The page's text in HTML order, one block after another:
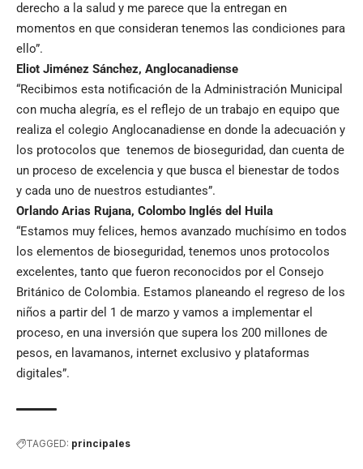
derecho a la salud y me parece que la entregan en
momentos en que consideran tenemos las condiciones para
ello”.
Eliot Jiménez Sánchez, Anglocanadiense
“Recibimos esta notificación de la Administración Municipal
con mucha alegría, es el reflejo de un trabajo en equipo que
realiza el colegio Anglocanadiense en donde la adecuación y
los protocolos que tenemos de bioseguridad, dan cuenta de
un proceso de excelencia y que busca el bienestar de todos
y cada uno de nuestros estudiantes”.
Orlando Arias Rujana, Colombo Inglés del Huila
“Estamos muy felices, hemos avanzado muchísimo en todos
los elementos de bioseguridad, tenemos unos protocolos
excelentes, tanto que fueron reconocidos por el Consejo
Británico de Colombia. Estamos planeando el regreso de los
niños a partir del 1 de marzo y vamos a implementar el
proceso, en una inversión que supera los 200 millones de
pesos, en lavamanos, internet exclusivo y plataformas
digitales”.
TAGGED: principales